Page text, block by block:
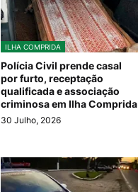
ILHA COMPRIDA
Polícia Civil prende casal
por furto, receptação
qualificada e associação
criminosa em Ilha Comprida
30 Julho, 2026